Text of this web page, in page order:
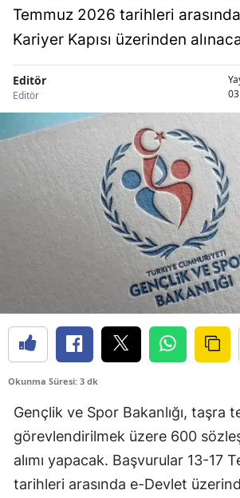
Temmuz 2026 tarihleri
Kariyer Kapısı üzerinden
Editör
Editör
Okunma Süresi: 3 dk
Gençlik ve Spor Bakanlığı, taşra
görevlendirilmek üzere 600
alımı yapacak. Başvurular 13-17
tarihleri arasında e-Devlet